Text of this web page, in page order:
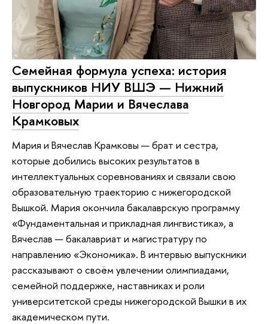
Семейная формула успеха: история
выпускников НИУ ВШЭ — Нижний
Новгород Марии и Вячеслава
Крамковых
Мария и Вячеслав Крамковы — брат и сестра,
которые добились высоких результатов в
интеллектуальных соревнованиях и связали свою
образовательную траекторию с нижегородской
Вышкой. Мария окончила бакалаврскую программу
«Фундаментальная и прикладная лингвистика», а
Вячеслав — бакалавриат и магистратуру по
направлению «Экономика». В интервью выпускники
рассказывают о своём увлечении олимпиадами,
семейной поддержке, наставниках и роли
университетской среды нижегородской Вышки в их
академическом пути.